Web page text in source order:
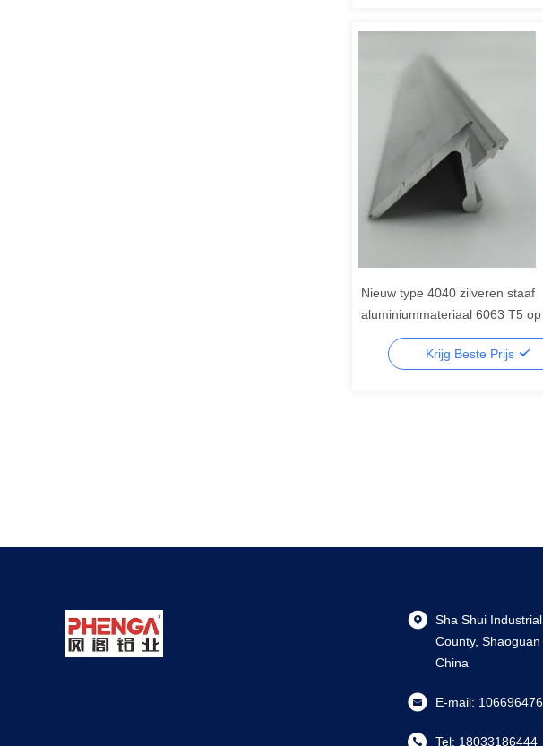
Nieuw type 4040 zilveren staaf
aluminiummateriaal 6063 T5
gemaakte aluminiumprofielen in
geëxtrudeerde aluminium
Krijg Beste Prijs
Sha Shui
County,
China
E-mail:
Tel: 18033186444